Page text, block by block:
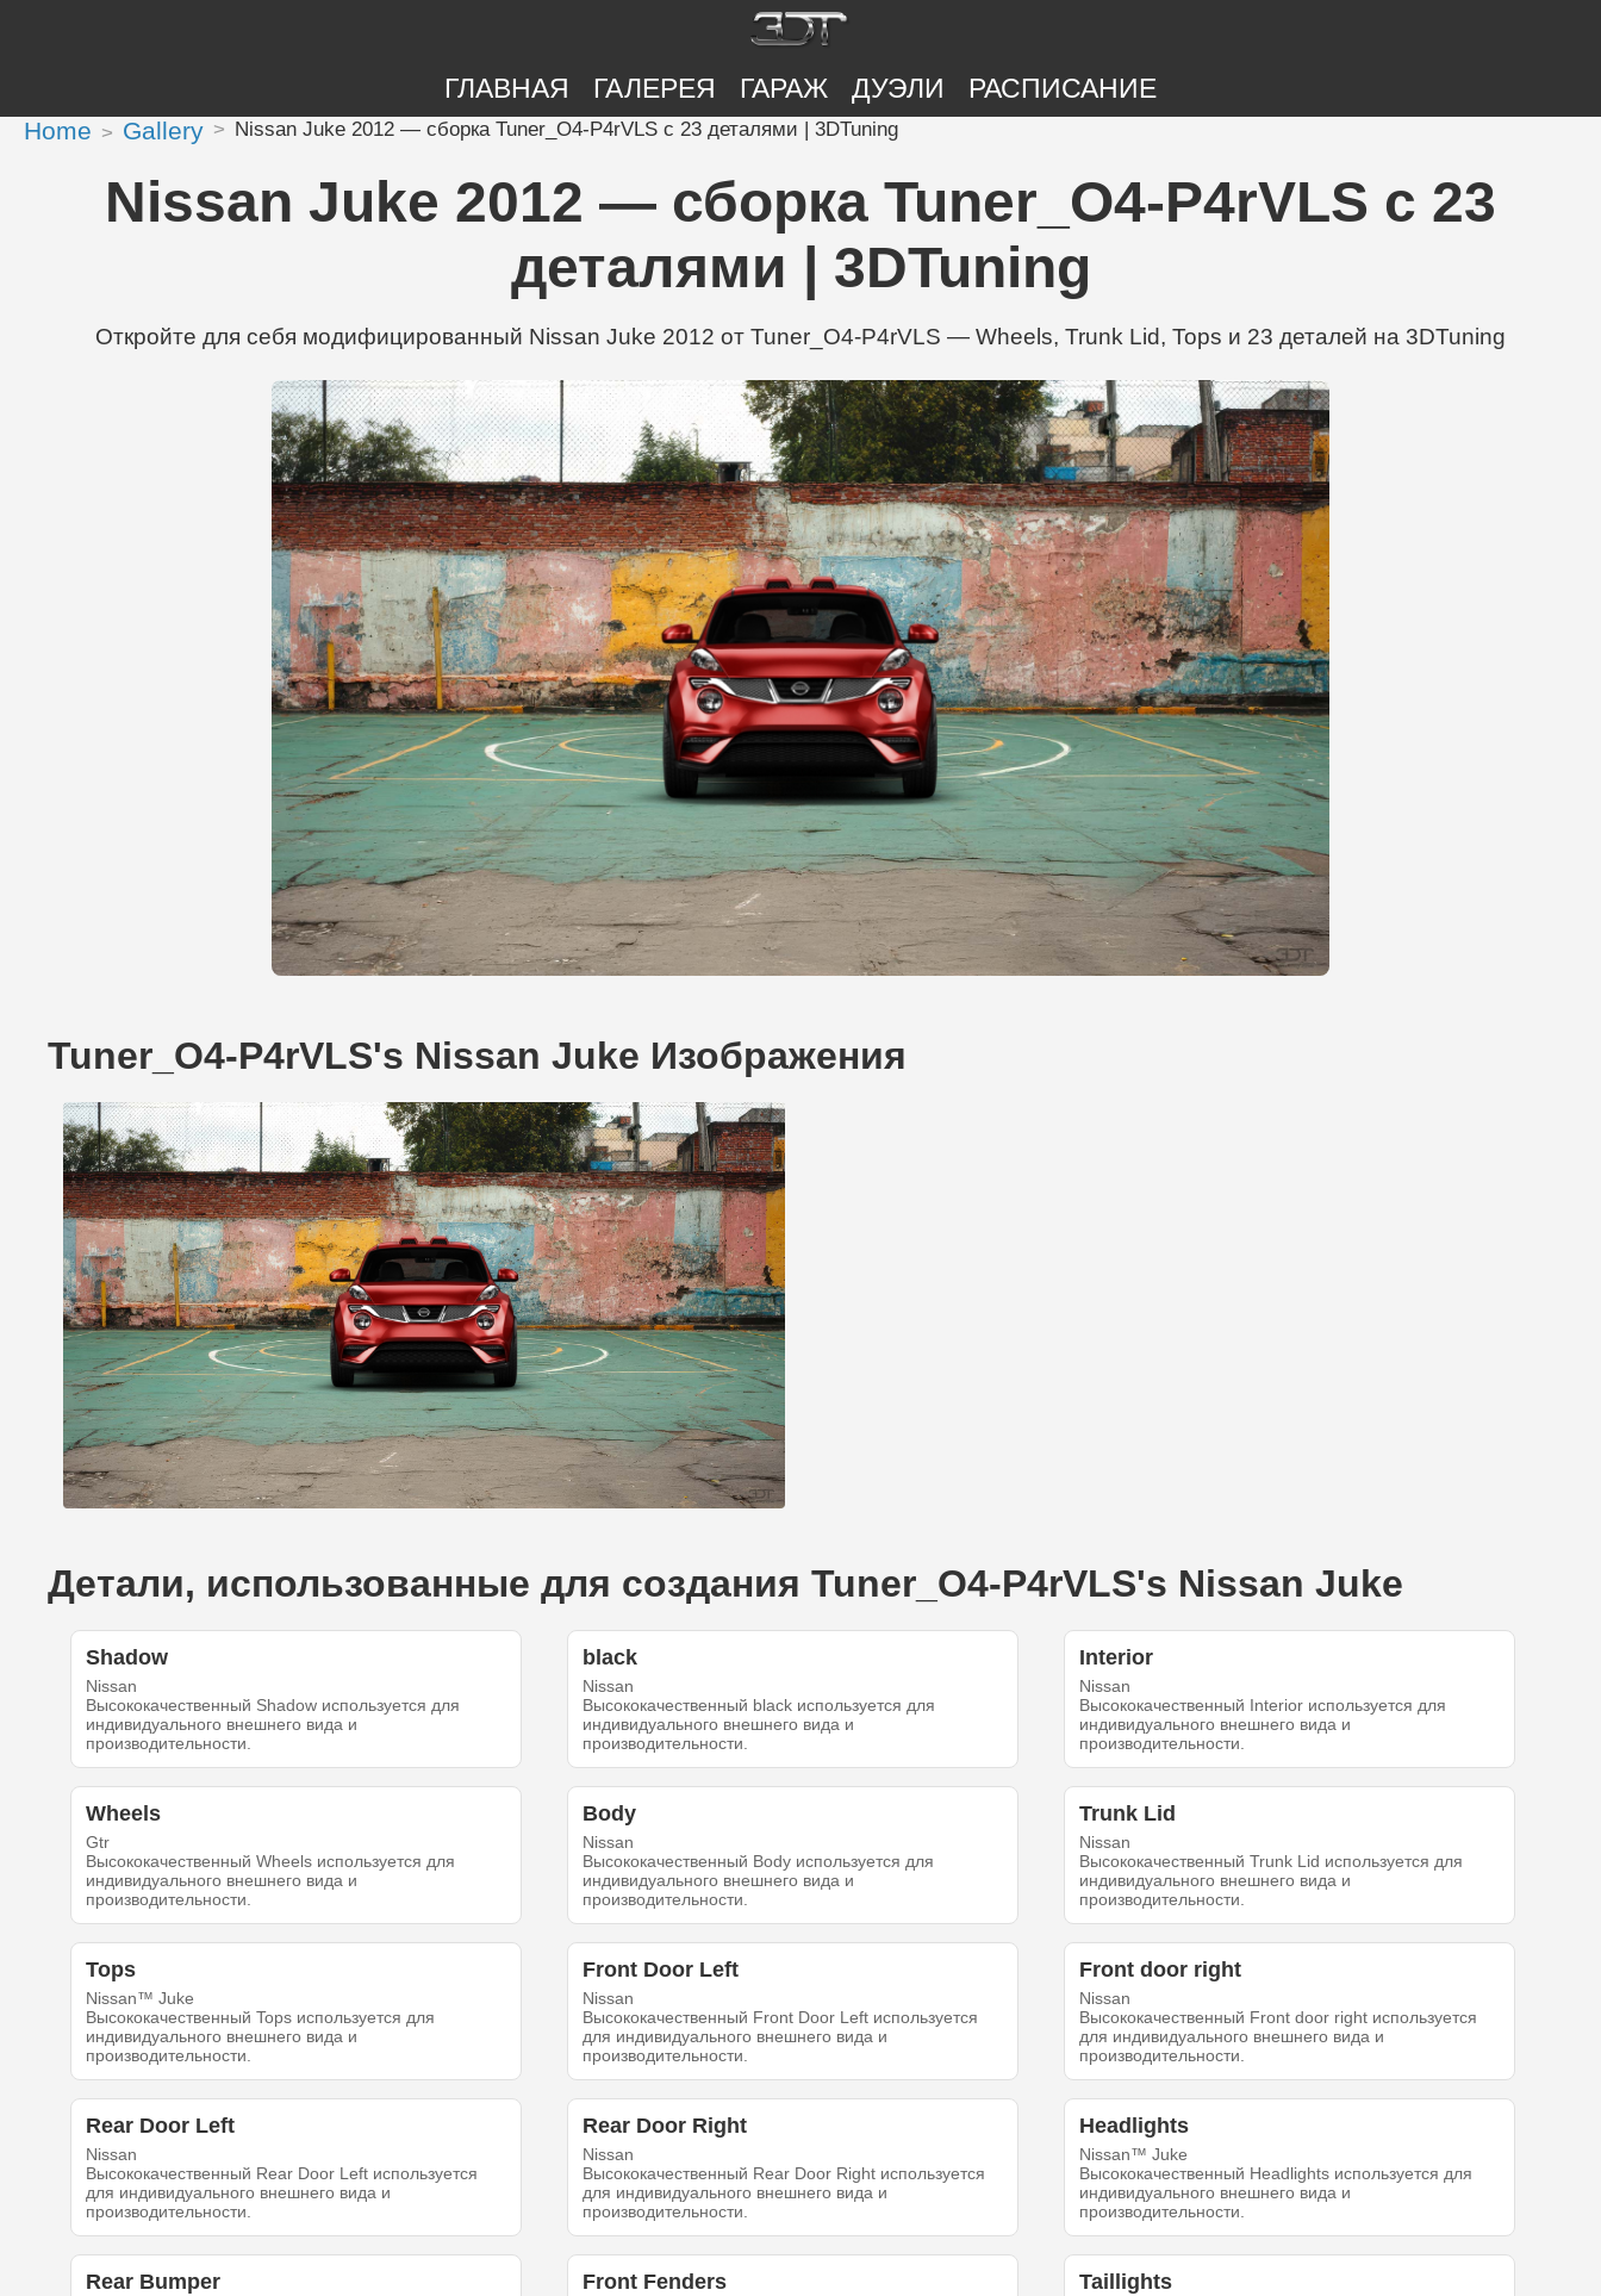
ГЛАВНАЯ ГАЛЕРЕЯ ГАРАЖ ДУЭЛИ РАСПИСАНИЕ
Home Gallery Nissan Juke 2012 — сборка Tuner_O4-P4rVLS с 23 деталями | 3DTuning
Nissan Juke 2012 — сборка Tuner_O4-P4rVLS с 23
деталями | 3DTuning
Откройте для себя модифицированный Nissan Juke 2012 от Tuner_O4-P4rVLS — Wheels, Trunk Lid, Tops и 23 деталей на 3DTuning
Tuner_O4-P4rVLS's Nissan Juke Изображения
Детали, использованные для создания Tuner_O4-P4rVLS's Nissan Juke
Shadow
Nissan
Высококачественный Shadow используется для
индивидуального внешнего вида и
производительности.
black
Nissan
Высококачественный black используется для
индивидуального внешнего вида и
производительности.
Interior
Nissan
Высококачественный Interior используется для
индивидуального внешнего вида и
производительности.
Wheels
Gtr
Высококачественный Wheels используется для
индивидуального внешнего вида и
производительности.
Body
Nissan
Высококачественный Body используется для
индивидуального внешнего вида и
производительности.
Trunk Lid
Nissan
Высококачественный Trunk Lid используется для
индивидуального внешнего вида и
производительности.
Tops
Nissan™ Juke
Высококачественный Tops используется для
индивидуального внешнего вида и
производительности.
Front Door Left
Nissan
Высококачественный Front Door Left используется
для индивидуального внешнего вида и
производительности.
Front door right
Nissan
Высококачественный Front door right используется
для индивидуального внешнего вида и
производительности.
Rear Door Left
Nissan
Высококачественный Rear Door Left используется
для индивидуального внешнего вида и
производительности.
Rear Door Right
Nissan
Высококачественный Rear Door Right используется
для индивидуального внешнего вида и
производительности.
Headlights
Nissan™ Juke
Высококачественный Headlights используется для
индивидуального внешнего вида и
производительности.
Rear Bumper Front Fenders Taillights